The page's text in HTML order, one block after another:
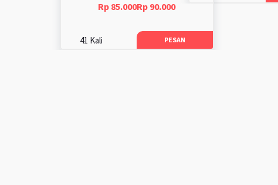
Rp 85.000Rp 90.000
41 Kali PESAN